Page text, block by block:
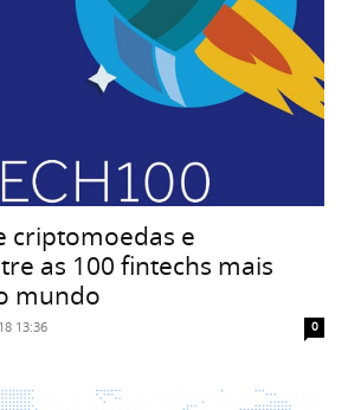
criptomoedas e
as 100 fintechs mais
mundo
13:36 0